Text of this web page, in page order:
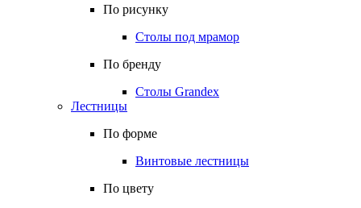
По рисунку
Столы под мрамор
По бренду
Столы Grandex
Лестницы
По форме
Винтовые лестницы
По цвету